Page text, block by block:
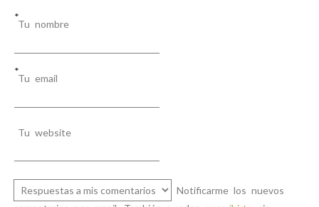
Tu nombre
*
Tu email
*
Tu website
Notificarme los nuevos